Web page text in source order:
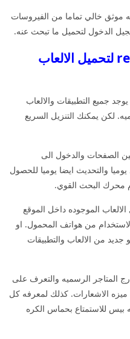
موثق خالي تماما من الفيروسات
الدخول لتحميل ما تبحث عنه.
الجديد في موقع rekaroom لتحميل الالعاب
جميع التطبيقات والالعاب
لكن يمكنك التنزيل السريع
الصفحات والدخول الى
والتحديث ايضا يوميا للحصول
محرك البحث القوي.
الموجوده داخل الموقع
من هواتف المحمول. او
جديد من الالعاب والتطبيقات
المتاجر الرسميه والتعرف على
ميزه الاشعارات. كذلك لمعرفه كل
بيس للاستمتاع بحماس الكره